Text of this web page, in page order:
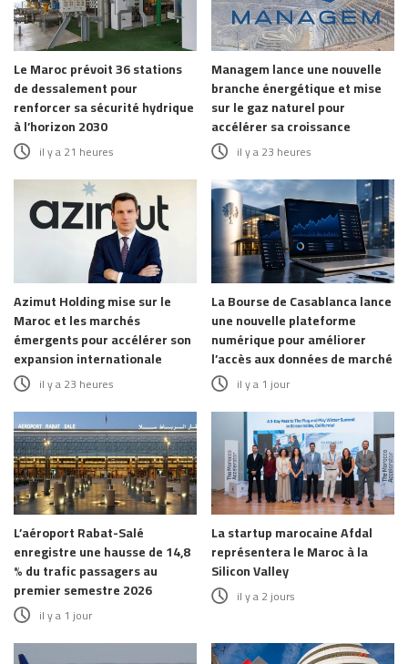
Le Maroc prévoit 36 stations
de dessalement pour
renforcer sa sécurité hydrique
à l’horizon 2030
il y a 21 heures
Managem lance une nouvelle
branche énergétique et mise
sur le gaz naturel pour
accélérer sa croissance
il y a 23 heures
Azimut Holding mise sur le
Maroc et les marchés
émergents pour accélérer son
expansion internationale
il y a 23 heures
La Bourse de Casablanca lance
une nouvelle plateforme
numérique pour améliorer
l’accès aux données de marché
il y a 1 jour
L’aéroport Rabat-Salé
enregistre une hausse de 14,8
% du trafic passagers au
premier semestre 2026
il y a 1 jour
La startup marocaine Afdal
représentera le Maroc à la
Silicon Valley
il y a 2 jours